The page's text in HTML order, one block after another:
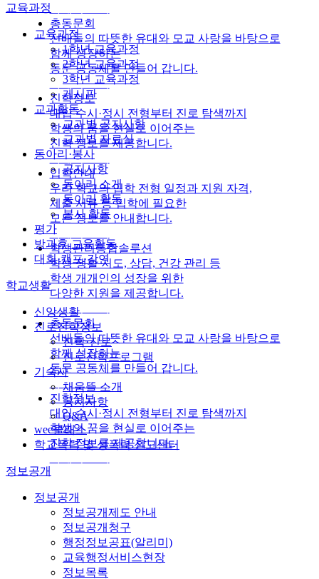
교육과정
교육과정
1학년 교육과정
2학년 교육과정
3학년 교육과정
게시판
교과활동
교과별 공지사항
교과별 자료실
동아리·봉사
공지사항
동아리 소개
동아리 활동
봉사 활동
평가
방과후 교육활동
대회·캠프·강연
학교생활
신앙생활
진로진학정보
진학·진로
진로진학프로그램
기숙사
채움뜰 소개
공지사항
Q&A
wee클래스
학교폭력 및 성폭력 신고센터
정보공개
정보공개
정보공개제도 안내
정보공개청구
행정정보공표(알리미)
교육행정서비스현장
정보목록
자세히 보기
총동문회
선배들의 따뜻한 유대와 모교 사랑을 바탕으로
함께 성장하는
동문 공동체를 만들어 갑니다.
자세히 보기
진학정보
대입 수시·정시 전형부터 진로 탐색까지
학생의 꿈을 현실로 이어주는
진학 정보를 제공합니다.
자세히 보기
입학안내
우리 학교의 입학 전형 일정과 지원 자격,
제출 서류 등 입학에 필요한
모든 정보를 안내합니다.
자세히 보기
학생관리통합솔루션
학생 생활 지도, 상담, 건강 관리 등
학생 개개인의 성장을 위한
다양한 지원을 제공합니다.
자세히 보기
총동문회
선배들의 따뜻한 유대와 모교 사랑을 바탕으로
함께 성장하는
동문 공동체를 만들어 갑니다.
자세히 보기
진학정보
대입 수시·정시 전형부터 진로 탐색까지
학생의 꿈을 현실로 이어주는
진학 정보를 제공합니다.